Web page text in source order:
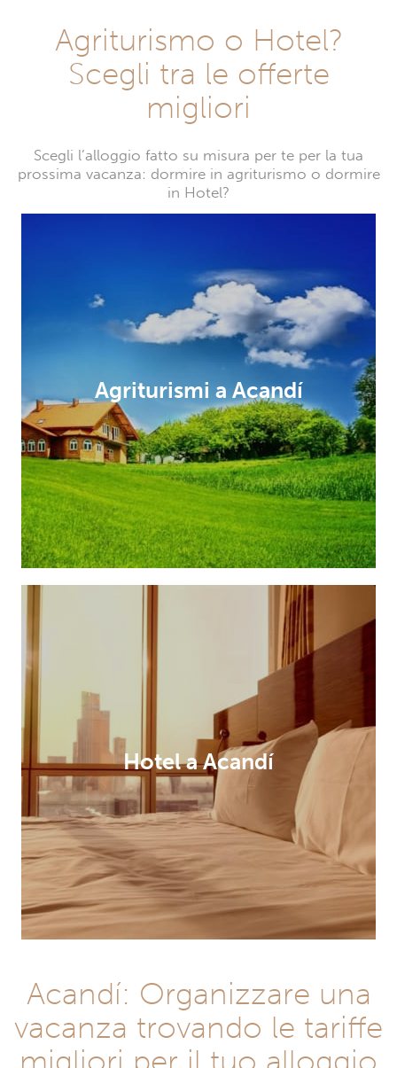
Agriturismo o Hotel?
Scegli tra le offerte
migliori
Scegli l’alloggio fatto su misura per te per la tua
prossima vacanza: dormire in agriturismo o dormire
in Hotel?
Agriturismi a Acandí
Hotel a Acandí
Acandí: Organizzare una
vacanza trovando le tariffe